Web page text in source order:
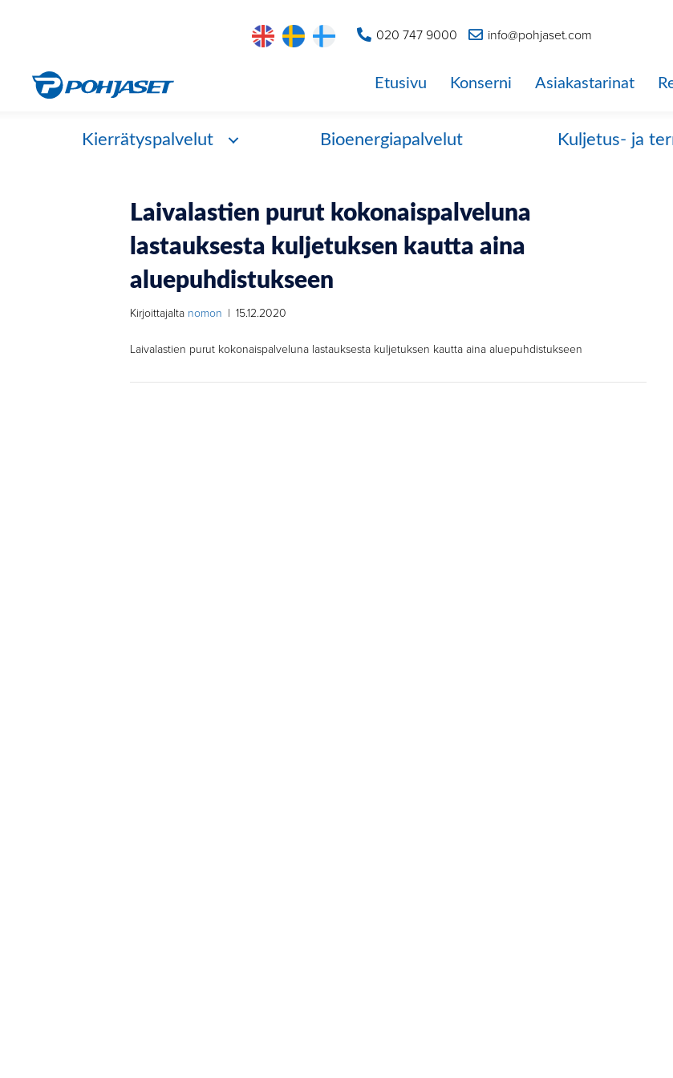
020 747 9000 info@pohjaset.com
Etusivu Konserni Asiakastarinat
Kierrätyspalvelut Bioenergiapalvelut Kuljetus- ja
Laivalastien purut kokonaispalveluna
lastauksesta kuljetuksen kautta aina
aluepuhdistukseen
Kirjoittajalta nomon | 15.12.2020
Laivalastien purut kokonaispalveluna lastauksesta kuljetuksen kautta aina aluepuhdistukseen